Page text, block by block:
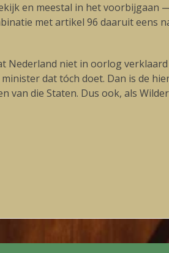
en meestal in het
met artikel 96 daaruit eens
Nederland niet in oorlog
dat tóch doet. Dan is de
die Staten. Dus ook, als